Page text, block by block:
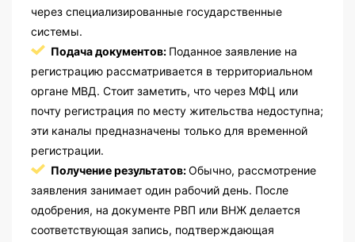
через специализированные государственные
системы.
Подача документов: Поданное заявление на
регистрацию рассматривается в территориальном
органе МВД. Стоит заметить, что через МФЦ или
почту регистрация по месту жительства недоступна;
эти каналы предназначены только для временной
регистрации.
Получение результатов:Обычно, рассмотрение
заявления занимает один рабочий день. После
одобрения, на документе РВП или ВНЖ делается
соответствующая запись, подтверждающая